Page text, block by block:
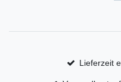
Lieferzeit